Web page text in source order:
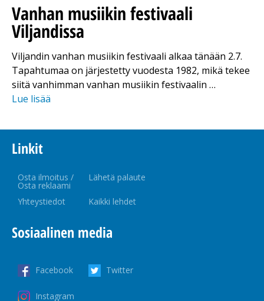
Vanhan musiikin festivaali
Viljandissa
Viljandin vanhan musiikin festivaali alkaa tänään 2.7.
Tapahtumaa on järjestetty vuodesta 1982, mikä tekee
siitä vanhimman vanhan musiikin festivaalin …
Lue lisää
Linkit
Osta ilmoitus /
Osta reklaami
Lähetä palaute
Yhteystiedot Kaikki lehdet
Sosiaalinen media
Facebook Twitter
Instagram